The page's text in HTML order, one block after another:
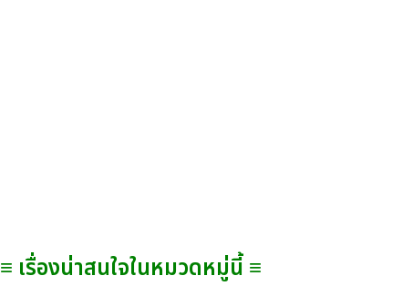
≡ เรื่องน่าสนใจในหมวดหมู่นี้ ≡